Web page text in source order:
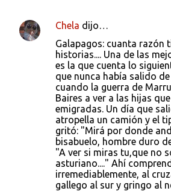
Chela dijo…
Galapagos: cuanta razón
historias.... Una de las
es la que cuenta lo
que nunca había salido
cuando la guerra de
Baires a ver a las hijas
emigradas. Un día que
atropella un camión y el
gritó: "Mirá por donde
bisabuelo, hombre duro
"A ver si miras tu,que no
asturiano...." Ahí
irremediablemente, al
gallego al sur y gringo al